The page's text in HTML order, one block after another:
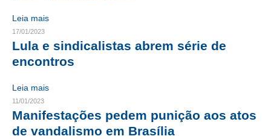
NÚCLEO DA MULHER ENGENHEIRA
CONSULTORIA
ACORDOS, CONVENÇÕES E DISSÍDIOS
Leia mais
17/01/2023
Lula e sindicalistas abrem série de
encontros
Leia mais
11/01/2023
Manifestações pedem punição aos atos
de vandalismo em Brasília